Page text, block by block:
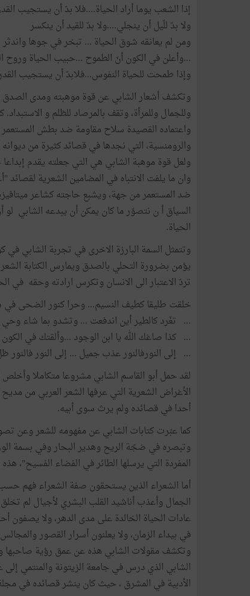
إذا الشعب يوما أراد الحياة....فلا بدّ أن يستجيب
ولا بدّ للّيل أن ينجلي....ولا بدّ للقيد أن ينكسر
ومن لم يعانقه شوق الحياة ... تبخر في جوها واندثر
...وأعلن في الكون أنّ الطموح ...حبيب الحياة وروح
وإذا طمحت للحياة النفوس...فلابدّ أن يستجيب
وتكشف أشعار الشابي عن قوة موهبته ومدى الصدق
وللجمال وللمرأة، وتقف بالمرصاد للظلم و
واعتماده القصيدة سلاح مقاومة ضد بطش المستعمر
والرومنسية، التي نجدها في قصائد كثيرة من
ولعل قوة موهبة الشابي هي التي جعلته يقدم
وان ما يلفت الانتباه في المضامين الشعرية
ضد المستعمر من جهة، ويشبع حاجته كشاعر
السياق أ ن نتصوّر ما كان يمكن أن يبدعه الشابي
الحياة.
وتتمثل السمة البارزة الاخرى في تجربة الشابي
يؤمن بضرورة التحلي بالصدق ويمارس الكتابة
تردّ الاعتبار الى الانسان وتكرس ارادته وحقه في
خلقت طليقا كطيف النسيم... وحرا كنور الضحى في
... تغّرد كالطير أين اندفعت ... وتشدو بما شاء وحي
... كذا صاغك الله يا ابن الوجود ...وألقتك في الكون
... إلى النورفالنور عذب جميل ... إلى النور فالنور
لقد حمل أبو القاسم الشابي مشروعا متكاملا
الأغراض الشعرية التي عرفها الشعر العربي من
أحدا في قصائده ولم يرث سوى أبيه.
كما عبّرت كتابات الشابي عن مفهومه للشعر وعن
وتبصره في ضجّة الريح وهدير البحار وفي بسمة
المفردة التي يرسلها الطائر في الفضاء الفسيح"،
أما الشعراء الذين يستحقون صفة الشعراء فهم
الجمال وأعذب أناشيد القلب البشري لأجيال لم
عادات الحياة الخالدة على مدى الدهر، ولا يصفون
في بيداء الزمان، ولا يعلنون أسرار القصور
وتكشف مقولات الشابي هذه عن عمق رؤية صاحبها
الشابي الذي درس في جامعة الزيتونة والمنتمي
الأدبية في المشرق ، حيث كان ينشر قصائده في